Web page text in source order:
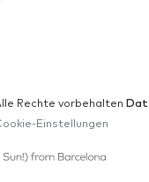
Rechte vorbehalten
Einstellungen